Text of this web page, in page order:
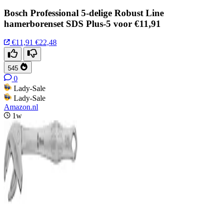
Bosch Professional 5-delige Robust Line
hamerborenset SDS Plus-5 voor €11,91
€11,91 €22,48
545
0
Lady-Sale
Lady-Sale
Amazon.nl
1w